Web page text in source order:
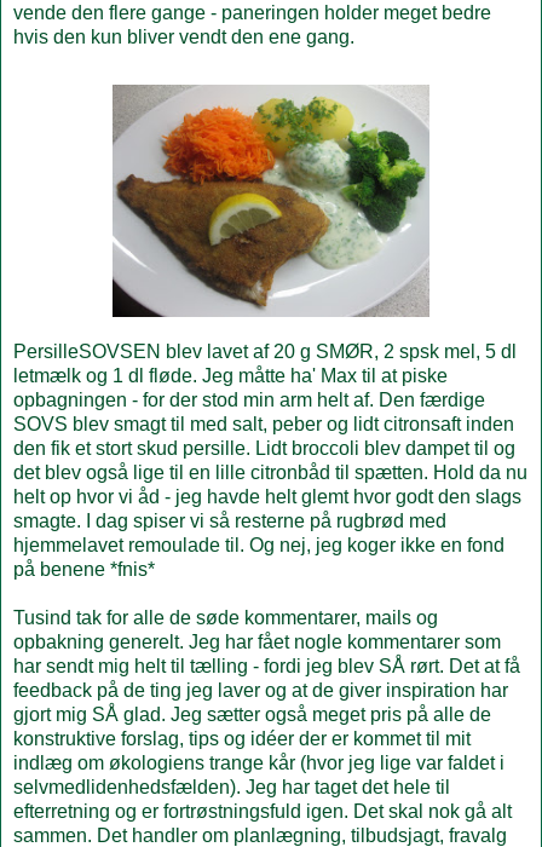
vende den flere gange - paneringen holder meget bedre
hvis den kun bliver vendt den ene gang.
PersilleSOVSEN blev lavet af 20 g SMØR, 2 spsk mel, 5 dl
letmælk og 1 dl fløde. Jeg måtte ha' Max til at piske
opbagningen - for der stod min arm helt af. Den færdige
SOVS blev smagt til med salt, peber og lidt citronsaft inden
den fik et stort skud persille. Lidt broccoli blev dampet til og
det blev også lige til en lille citronbåd til spætten. Hold da nu
helt op hvor vi åd - jeg havde helt glemt hvor godt den slags
smagte. I dag spiser vi så resterne på rugbrød med
hjemmelavet remoulade til. Og nej, jeg koger ikke en fond
på benene *fnis*
Tusind tak for alle de søde kommentarer, mails og
opbakning generelt. Jeg har fået nogle kommentarer som
har sendt mig helt til tælling - fordi jeg blev SÅ rørt. Det at få
feedback på de ting jeg laver og at de giver inspiration har
gjort mig SÅ glad. Jeg sætter også meget pris på alle de
konstruktive forslag, tips og idéer der er kommet til mit
indlæg om økologiens trange kår (hvor jeg lige var faldet i
selvmedlidenhedsfælden). Jeg har taget det hele til
efterretning og er fortrøstningsfuld igen. Det skal nok gå alt
sammen. Det handler om planlægning, tilbudsjagt, fravalg